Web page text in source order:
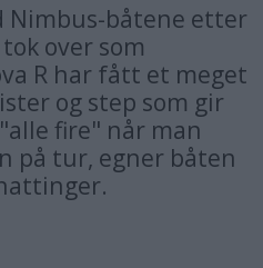
Nimbus-båtene etter
over som
R har fått et meget
og step som gir
fire" når man
på tur, egner båten